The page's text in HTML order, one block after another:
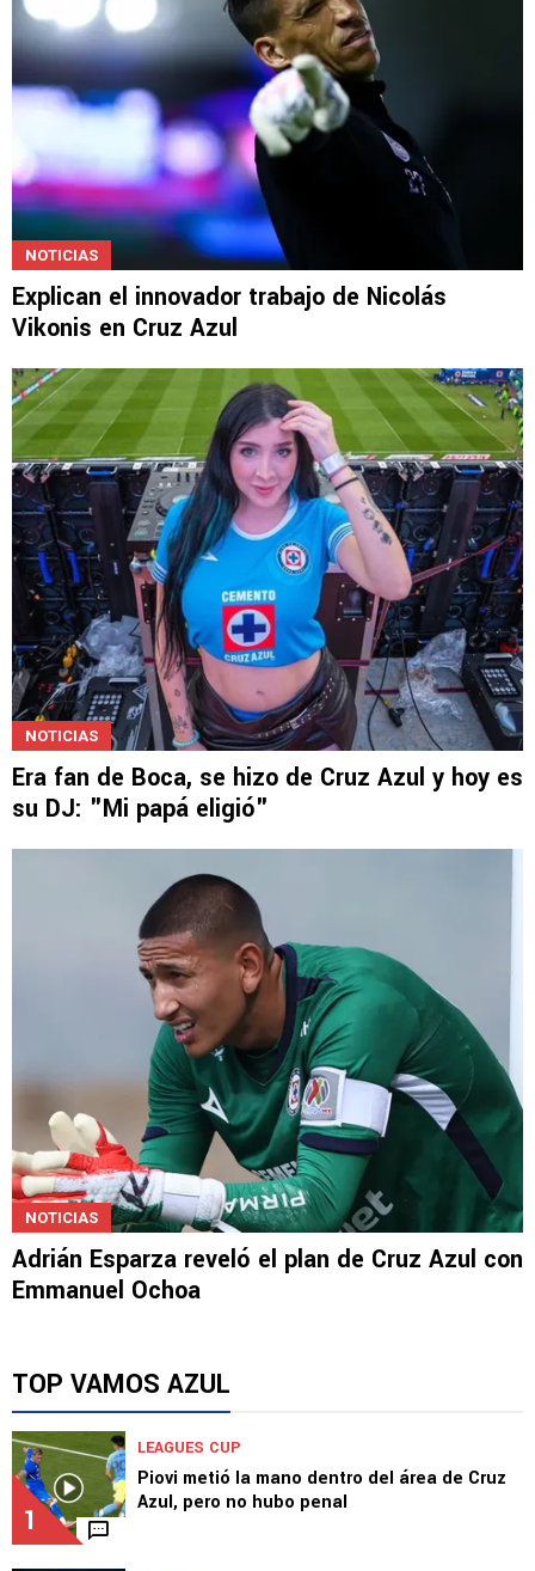
NOTICIAS
Explican el innovador trabajo de Nicolás
Vikonis en Cruz Azul
NOTICIAS
Era fan de Boca, se hizo de Cruz Azul y hoy es
su DJ: "Mi papá eligió"
NOTICIAS
Adrián Esparza reveló el plan de Cruz Azul con
Emmanuel Ochoa
TOP VAMOS AZUL
1
LEAGUES CUP
Piovi metió la mano dentro del área de Cruz
Azul, pero no hubo penal